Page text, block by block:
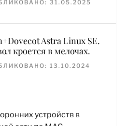
31.05.2025
Astra Linux SE.
кроется в мелочах.
13.10.2024
устройств в